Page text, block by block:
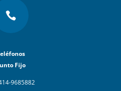

Fijo
9685882